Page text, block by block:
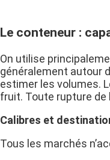
Le conteneur :
On utilise
généralement autour
estimer les volumes.
fruit. Toute rupture de
Calibres et
Tous les marchés